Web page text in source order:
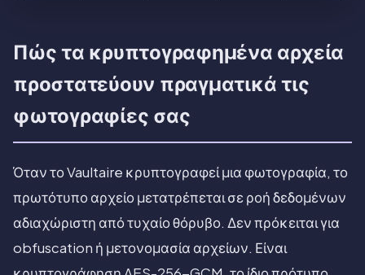
Πώς τα κρυπτογραφημένα αρχεία
προστατεύουν πραγματικά τις
φωτογραφίες σας
Όταν το Vaultaire κρυπτογραφεί μια φωτογραφία, το
πρωτότυπο αρχείο μετατρέπεται σε ροή δεδομένων
αδιαχώριστη από τυχαίο θόρυβο. Δεν πρόκειται για
obfuscation ή μετονομασία αρχείων. Είναι